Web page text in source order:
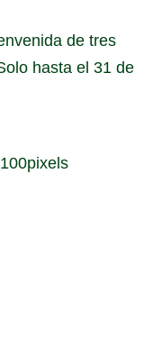
de tres
hasta el 31 de